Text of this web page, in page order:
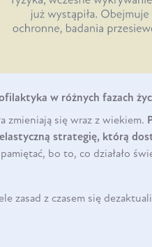
w różnych fazach
zmieniają się wraz z wiekiem.
strategię, którą
bo to, co działało
zasad z czasem się